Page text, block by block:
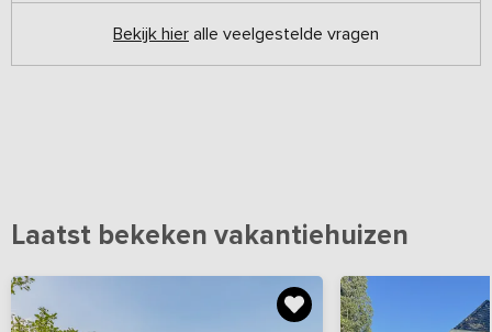
Bekijk hier alle veelgestelde vragen
Laatst bekeken vakantiehuizen